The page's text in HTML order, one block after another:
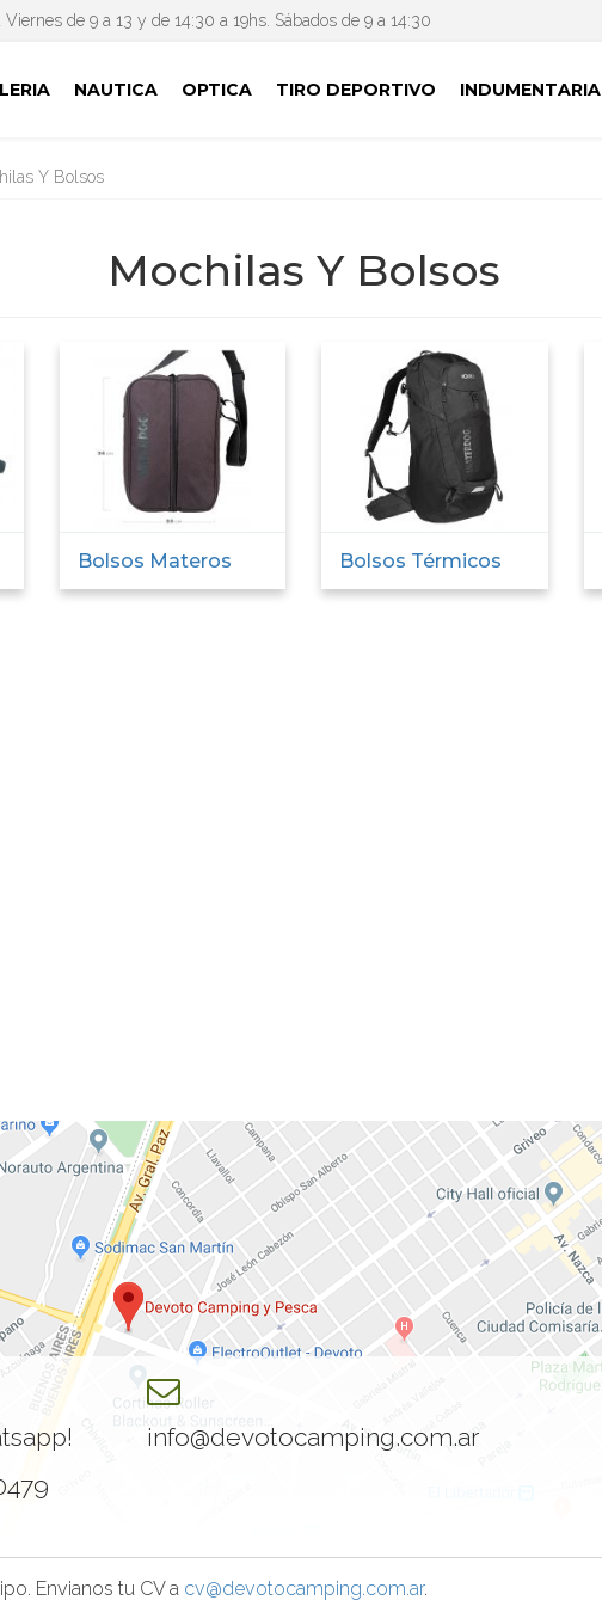
Viernes de 9 a 13 y de 14:30 a 19hs. Sábados de 9 a 14:30
NAUTICA OPTICA TIRO DEPORTIVO INDUMENTARIA
Y Bolsos
Mochilas Y Bolsos
Bolsos Materos Bolsos Térmicos
info@devotocamping.com.ar
Envianos tu CV a cv@devotocamping.com.ar.